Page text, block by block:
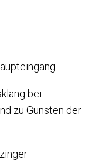
bei
zu Gunsten der